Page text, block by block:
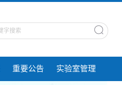
重要公告 实验室管理